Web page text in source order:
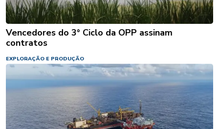
Vencedores do 3° Ciclo da OPP assinam
contratos
EXPLORAÇÃO E PRODUÇÃO